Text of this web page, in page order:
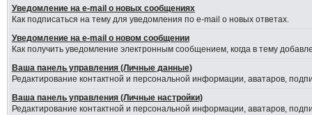
Уведомление на e-mail о новых сообщениях
Как подписаться на тему для уведомления по e-mail о новых ответах.
Уведомление на е-mail о новом сообщении
Как получить уведомление электронным сообщением, когда в тему
Ваша панель управления (Личные данные)
Редактирование контактной и персональной информации, аватаров,
Ваша панель управления (Личные настройки)
Редактирование контактной и персональной информации, аватаров,